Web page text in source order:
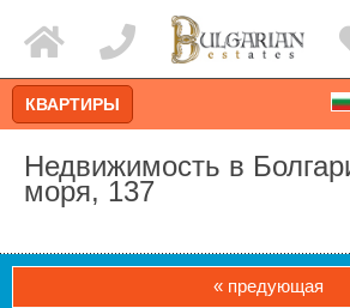
КВАРТИРЫ
Недвижимость в
моря, 137
« предующая